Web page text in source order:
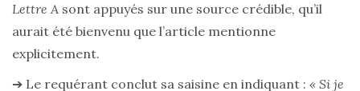
Lettre A sont appuyés sur une source crédible, qu’il
aurait été bienvenu que l’article mentionne
explicitement.
➔ Le requérant conclut sa saisine en indiquant : « Si je